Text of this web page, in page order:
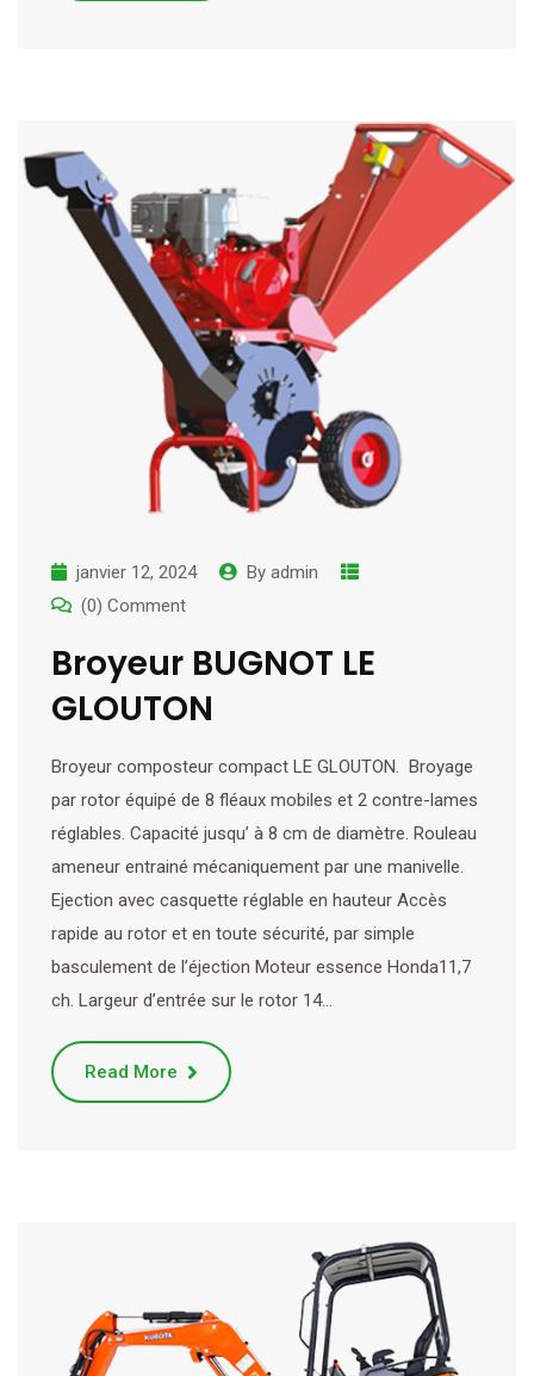
janvier 12, 2024 By admin
(0) Comment
Broyeur BUGNOT LE
GLOUTON
Broyeur composteur compact LE GLOUTON. Broyage
par rotor équipé de 8 fléaux mobiles et 2 contre-lames
réglables. Capacité jusqu’ à 8 cm de diamètre. Rouleau
ameneur entrainé mécaniquement par une manivelle.
Ejection avec casquette réglable en hauteur Accès
rapide au rotor et en toute sécurité, par simple
basculement de l’éjection Moteur essence Honda11,7
ch. Largeur d’entrée sur le rotor 14…
Read More